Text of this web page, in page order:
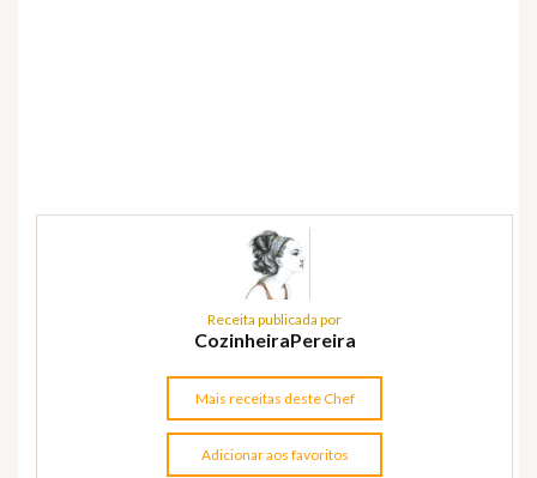
Receita publicada por
CozinheiraPereira
Mais receitas deste Chef
Adicionar aos favoritos